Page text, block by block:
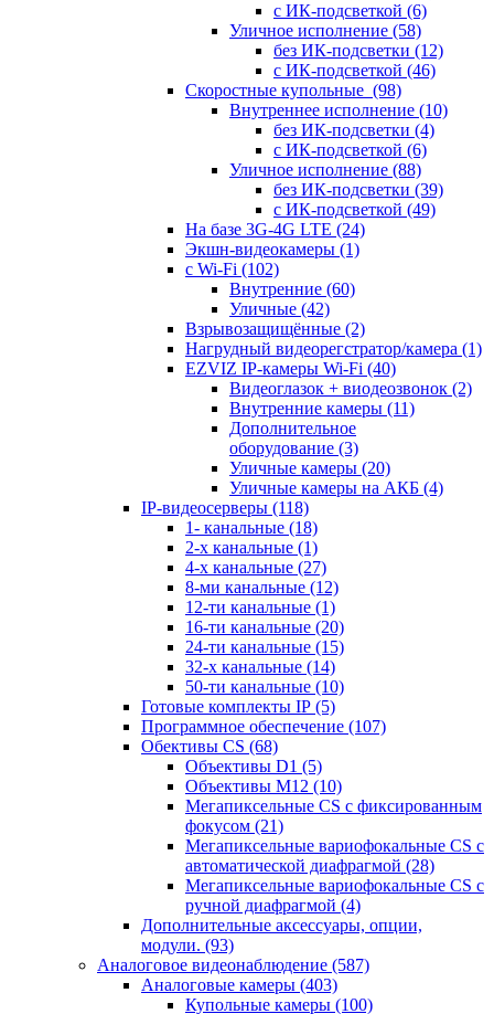
с ИК-подсветкой (6)
Уличное исполнение (58)
без ИК-подсветки (12)
с ИК-подсветкой (46)
Скоростные купольные (98)
Внутреннее исполнение (10)
без ИК-подсветки (4)
с ИК-подсветкой (6)
Уличное исполнение (88)
без ИК-подсветки (39)
с ИК-подсветкой (49)
На базе 3G-4G LTE (24)
Экшн-видеокамеры (1)
с Wi-Fi (102)
Внутренние (60)
Уличные (42)
Взрывозащищённые (2)
Нагрудный видеорегстратор/камера (1)
EZVIZ IP-камеры Wi-Fi (40)
Видеоглазок + виодеозвонок (2)
Внутренние камеры (11)
Дополнительное
оборудование (3)
Уличные камеры (20)
Уличные камеры на АКБ (4)
IP-видеосерверы (118)
1- канальные (18)
2-х канальные (1)
4-х канальные (27)
8-ми канальные (12)
12-ти канальные (1)
16-ти канальные (20)
24-ти канальные (15)
32-х канальные (14)
50-ти канальные (10)
Готовые комплекты IP (5)
Программное обеспечение (107)
Обективы CS (68)
Объективы D1 (5)
Объективы M12 (10)
Мегапиксельные CS c фиксированным
фокусом (21)
Мегапиксельные вариофокальные CS c
автоматической диафрагмой (28)
Мегапиксельные вариофокальные CS c
ручной диафрагмой (4)
Дополнительные аксессуары, опции,
модули. (93)
Аналоговое видеонаблюдение (587)
Аналоговые камеры (403)
Купольные камеры (100)